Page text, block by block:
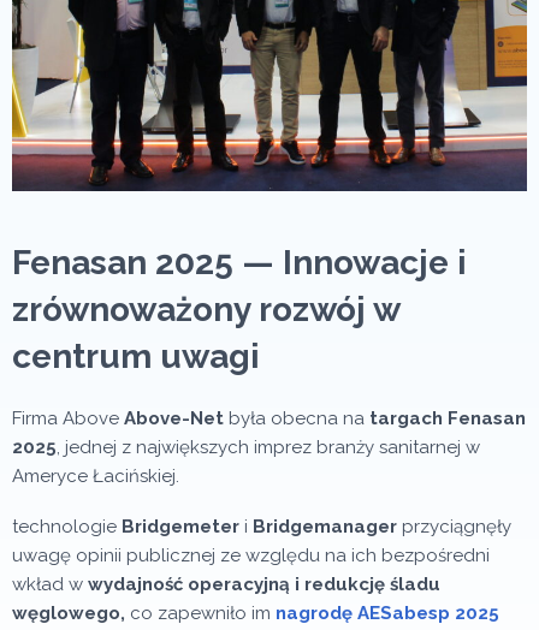
Fenasan 2025 — Innowacje i
zrównoważony rozwój w
centrum uwagi
Firma Above Above-Net była obecna na targach Fenasan
2025, jednej z największych imprez branży sanitarnej w
Ameryce Łacińskiej.
technologie Bridgemeter i Bridgemanager przyciągnęły
uwagę opinii publicznej ze względu na ich bezpośredni
wkład w wydajność operacyjną i redukcję śladu
węglowego, co zapewniło im nagrodę AESabesp 2025